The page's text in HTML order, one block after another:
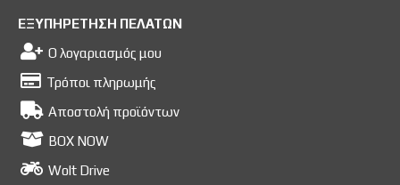
ΕΞΥΠΗΡΕΤΗΣΗ ΠΕΛΑΤΩΝ
Ο λογαριασμός μου
Τρόποι πληρωμής
Αποστολή προϊόντων
BOX NOW
Wolt Drive